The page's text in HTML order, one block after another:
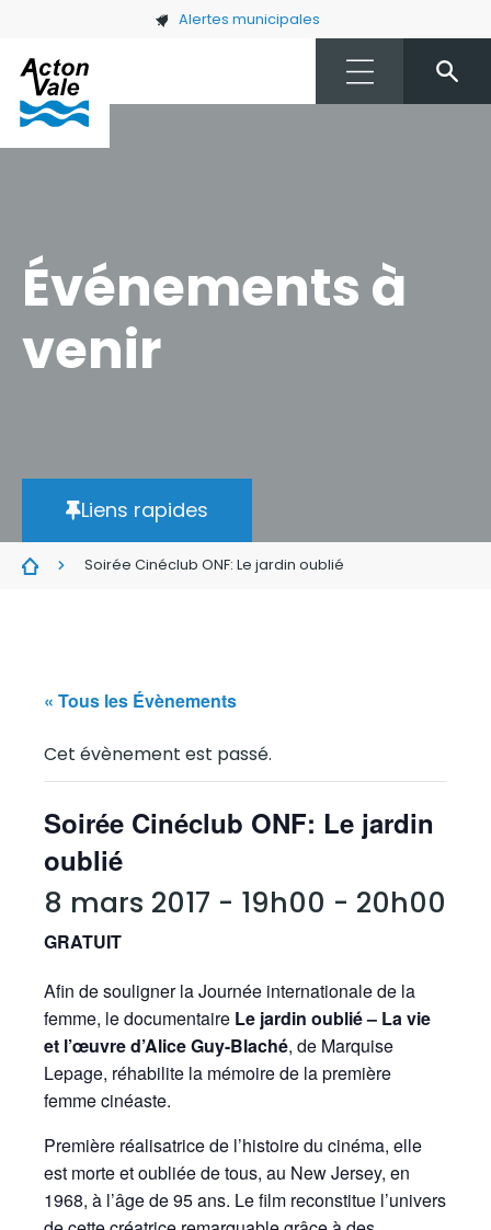
Skip to main content Alertes municipales
Événements à
venir
Liens rapides
Soirée Cinéclub ONF: Le jardin oublié
« Tous les Évènements
Cet évènement est passé.
Soirée Cinéclub ONF: Le jardin
oublié
8 mars 2017 - 19h00 - 20h00
GRATUIT
Afin de souligner la Journée internationale de la
femme, le documentaire Le jardin oublié – La vie
et l’œuvre d’Alice Guy-Blaché, de Marquise
Lepage, réhabilite la mémoire de la première
femme cinéaste.
Première réalisatrice de l’histoire du cinéma, elle
est morte et oubliée de tous, au New Jersey, en
1968, à l’âge de 95 ans. Le film reconstitue l’univers